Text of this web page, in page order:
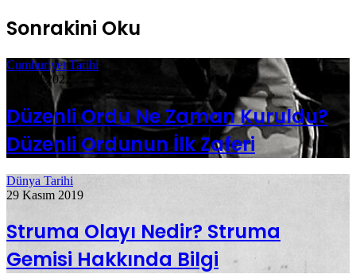
Sonrakini Oku
Cumhuriyet Tarihi
8 Eylül 2022
Düzenli Ordu Ne Zaman Kuruldu?
Düzenli Ordunun İlk Zaferi
Dünya Tarihi
29 Kasım 2019
Struma Olayı Nedir? Struma
Gemisi Hakkında Bilgi